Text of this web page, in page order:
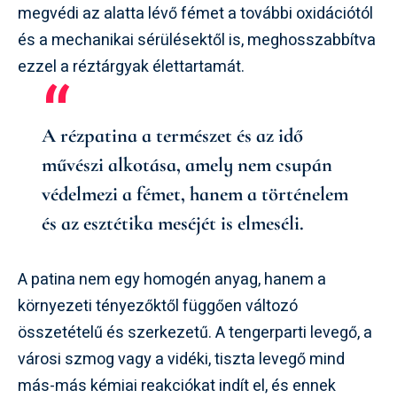
megvédi az alatta lévő fémet a további oxidációtól
és a mechanikai sérülésektől is, meghosszabbítva
ezzel a réztárgyak élettartamát.
A rézpatina a természet és az idő
művészi alkotása, amely nem csupán
védelmezi a fémet, hanem a történelem
és az esztétika meséjét is elmeséli.
A patina nem egy homogén anyag, hanem a
környezeti tényezőktől függően változó
összetételű és szerkezetű. A tengerparti levegő, a
városi szmog vagy a vidéki, tiszta levegő mind
más-más kémiai reakciókat indít el, és ennek